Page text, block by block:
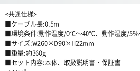
<共通仕様>
■ケーブル長:0.5m
■環境条件:動作温度/0℃〜40℃、動作湿度/5%
■サイズ:W260×D90×H22mm
■重量:約360g
■セット内容:本体、取扱説明書・保証書